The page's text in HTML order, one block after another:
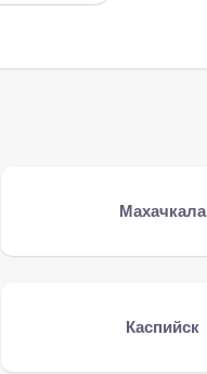
Махачкала
Каспийск